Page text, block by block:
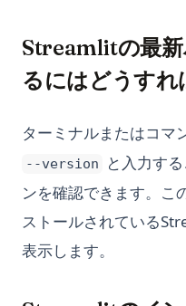
Streamlitの最
るにはどうすれ
ターミナルまたはコマ
--version
と入力す
ンを確認できます。こ
ストールされている
表示します。